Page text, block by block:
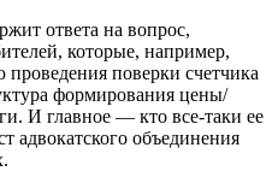
ответа на вопрос,
которые, например,
проведения поверки счетчика
формирования цены/
И главное — кто все-таки ее
адвокатского объединения